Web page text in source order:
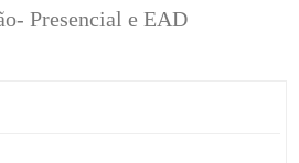
Presencial e EAD